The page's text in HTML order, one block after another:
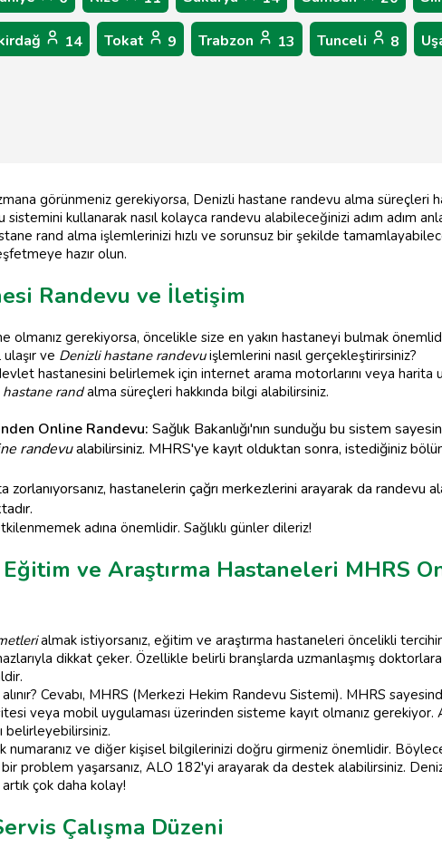
14 Tokat 9 Trabzon 13 Tunceli 8
görünmeniz gerekiyorsa, Denizli hastane randevu alma süreçleri
kullanarak nasıl kolayca randevu alabileceğinizi adım adım
rand alma işlemlerinizi hızlı ve sorunsuz bir şekilde
hazır olun.
Randevu ve İletişim
olmanız gerekiyorsa, öncelikle size en yakın hastaneyi bulmak
ve Denizli hastane randevuişlemlerini nasıl gerçekleştirirsiniz?
hastanesini belirlemek için internet arama motorlarını veya harita
hastane randalma süreçleri hakkında bilgi alabilirsiniz.
Online Randevu: Sağlık Bakanlığı'nın sunduğu bu sistem
randevualabilirsiniz. MHRS'ye kayıt olduktan sonra, istediğiniz
hastanelerin çağrı merkezlerini arayarak da randevu
adına önemlidir. Sağlıklı günler dileriz!
ve Araştırma Hastaneleri MHRS
almak istiyorsanız, eğitim ve araştırma hastaneleri öncelikli
dikkat çeker. Özellikle belirli branşlarda uzmanlaşmış
Cevabı, MHRS (Merkezi Hekim Randevu Sistemi). MHRS
veya mobil uygulaması üzerinden sisteme kayıt olmanız gerekiyor.
belirleyebilirsiniz.
numaranız ve diğer kişisel bilgilerinizi doğru girmeniz önemlidir.
problem yaşarsanız, ALO 182'yi arayarak da destek alabilirsiniz.
çok daha kolay!
Çalışma Düzeni